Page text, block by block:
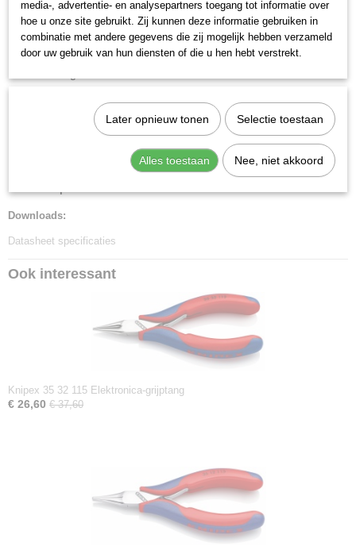
Benen/handgrepen: met anti-slip kunststof bekleed
Kop afwerking:spiegelgepolijst
Kopbreedte: 11 mm
6.5 mm
Scharnier type:
doorgestoken scharnier
4 mm
Downloads:
Datasheet specificaties
Ook interessant
Knipex 35 32 115 Elektronica-grijptang
€ 26,60 € 37,60
media-, advertentie- en analysepartners toegang tot informatie over
hoe u onze site gebruikt. Zij kunnen deze informatie gebruiken in
combinatie met andere gegevens die zij mogelijk hebben verzameld
door uw gebruik van hun diensten of die u hen hebt verstrekt.
Later opnieuw tonen Selectie toestaan
Alles toestaan Nee, niet akkoord